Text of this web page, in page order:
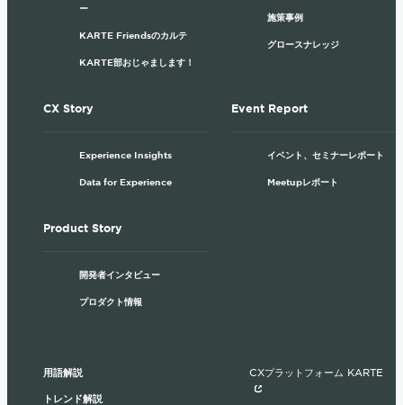
ー
KARTE Friendsのカルテ
KARTE部おじゃまします！
施策事例
グロースナレッジ
CX Story
Experience Insights
Data for Experience
Event Report
イベント、セミナーレポート
Meetupレポート
Product Story
開発者インタビュー
プロダクト情報
用語解説
トレンド解説
CXプラットフォーム KARTE